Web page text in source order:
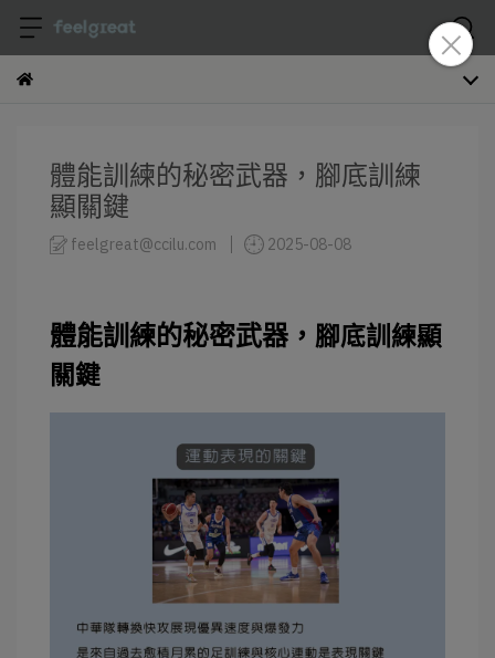
體能訓練的秘密武器，腳底訓練
顯關鍵
feelgreat@ccilu.com 2025-08-08
體能訓練的秘密武器， 腳底訓練顯
關鍵